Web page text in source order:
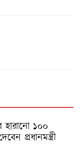
হারানো ১০০
প্রধানমন্ত্রী